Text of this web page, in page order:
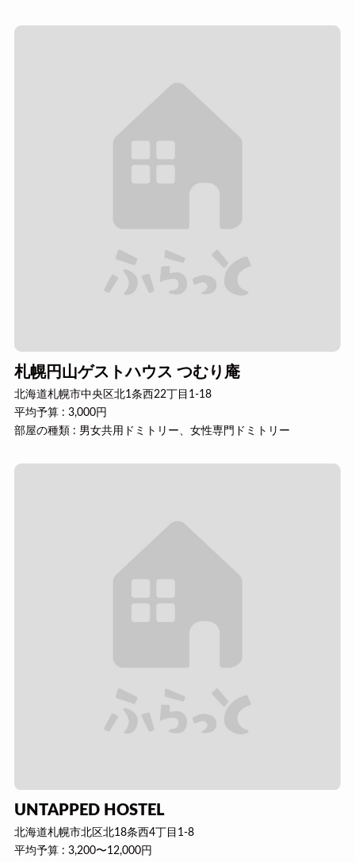
札幌円山ゲストハウス つむり庵
北海道札幌市中央区北1条西22丁目1-18
平均予算 : 3,000円
部屋の種類 : 男女共用ドミトリー、女性専門ドミトリー
UNTAPPED HOSTEL
北海道札幌市北区北18条西4丁目1-8
平均予算 : 3,200〜12,000円